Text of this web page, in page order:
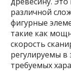
различной
фигурные
такие как
скорость
регулируемы в
требуемых